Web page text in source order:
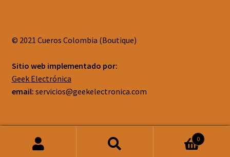
© 2021 Cueros Colombia (Boutique)
Sitio web implementado por:
Geek Electrónica
email: servicios@geekelectronica.com
0